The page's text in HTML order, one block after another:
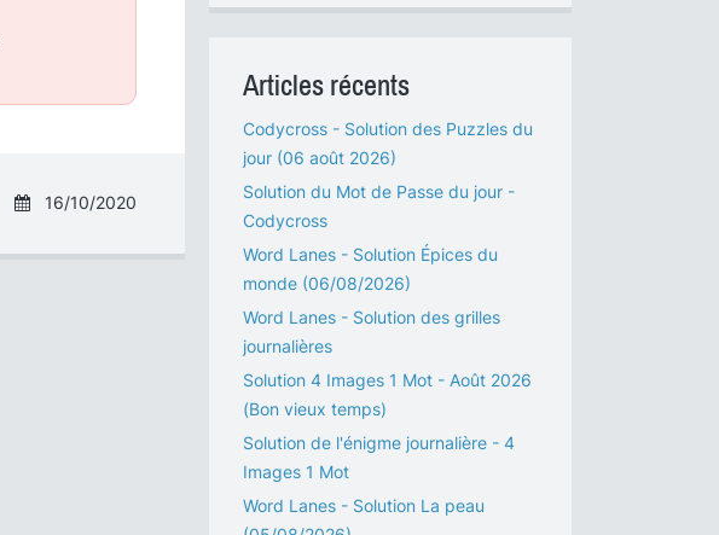
16/10/2020
Articles récents
Codycross - Solution des Puzzles du
jour (06 août 2026)
Solution du Mot de Passe du jour -
Codycross
Word Lanes - Solution Épices du
monde (06/08/2026)
Word Lanes - Solution des grilles
journalières
Solution 4 Images 1 Mot - Août 2026
(Bon vieux temps)
Solution de l'énigme journalière - 4
Images 1 Mot
Word Lanes - Solution La peau